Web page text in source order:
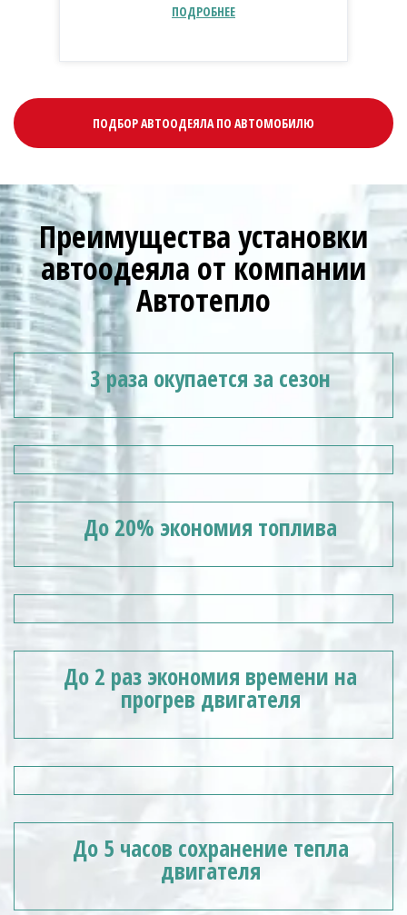
ПОДРОБНЕЕ
ПОДБОР АВТООДЕЯЛА ПО АВТОМОБИЛЮ
Преимущества установки
автоодеяла от компании
Автотепло
3 раза окупается за сезон
До 20% экономия топлива
До 2 раз экономия времени на
прогрев двигателя
До 5 часов сохранение тепла
двигателя